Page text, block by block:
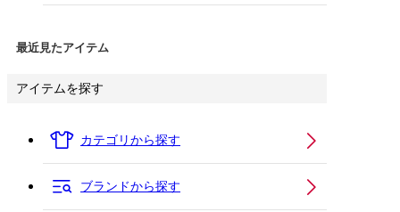
最近見たアイテム
アイテムを探す
カテゴリから探す
ブランドから探す